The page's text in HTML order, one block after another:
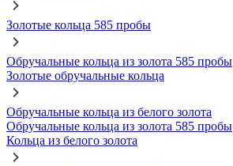
Золотые кольца 585 пробы
Обручальные кольца из золота 585 пробы
Золотые обручальные кольца
Обручальные кольца из белого золота
Обручальные кольца из золота 585 пробы
Кольца из белого золота